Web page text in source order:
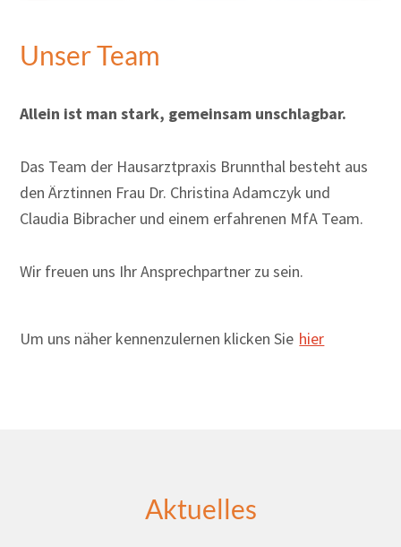
Unser Team
Allein ist man stark, gemeinsam unschlagbar.
Das Team der Hausarztpraxis Brunnthal besteht aus
den Ärztinnen Frau Dr. Christina Adamczyk und
Claudia Bibracher und einem erfahrenen MfA Team.
Wir freuen uns Ihr Ansprechpartner zu sein.
Um uns näher kennenzulernen klicken Sie hier
Aktuelles